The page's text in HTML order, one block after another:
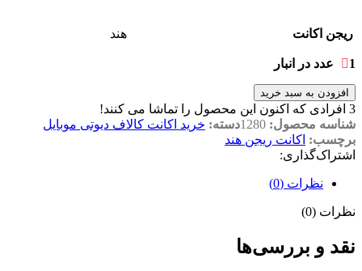
ریجن اکانت هند
1 عدد در انبار
افزودن به سبد خرید
3 افرادی که اکنون این محصول را تماشا می کنند!
شناسه محصول: 1280دسته: خرید اکانت کالاف دیوتی موبایل
برچسب: اکانت ریجن هند
اشتراک‌گذاری:
نظرات (0)
نظرات (0)
نقد و بررسی‌ها